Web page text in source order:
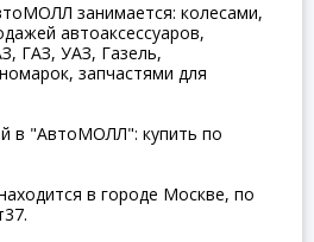
занимается: колесами,
автоаксессуаров,
ГАЗ, УАЗ, Газель,
запчастями для
в "АвтоМОЛЛ": купить по
в городе Москве, по